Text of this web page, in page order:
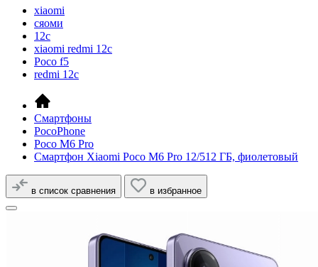
xiaomi
сяоми
12c
xiaomi redmi 12c
Poco f5
redmi 12c
Смартфоны
PocoPhone
Poco M6 Pro
Смартфон Xiaomi Poco M6 Pro 12/512 ГБ, фиолетовый
в список сравнения в избранное